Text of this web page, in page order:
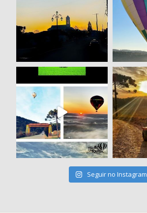
Seguir no Instagram